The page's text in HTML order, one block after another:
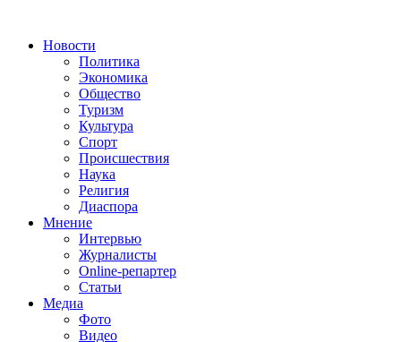
Новости
Политика
Экономика
Общество
Туризм
Культура
Спорт
Происшествия
Наука
Религия
Диаспора
Мнение
Интервью
Журналисты
Online-репартер
Статьи
Медиа
Фото
Видео